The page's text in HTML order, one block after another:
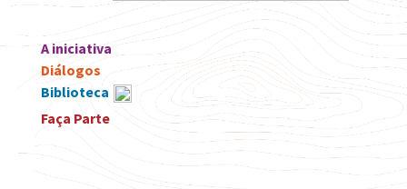
A iniciativa
Diálogos
Biblioteca
Faça Parte